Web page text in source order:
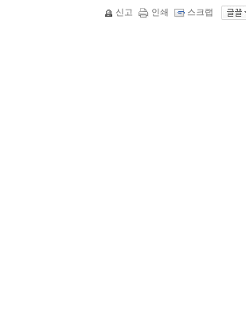
신고 인쇄 스크랩